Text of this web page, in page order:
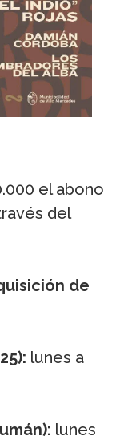
el abono
del
de
lunes a
lunes